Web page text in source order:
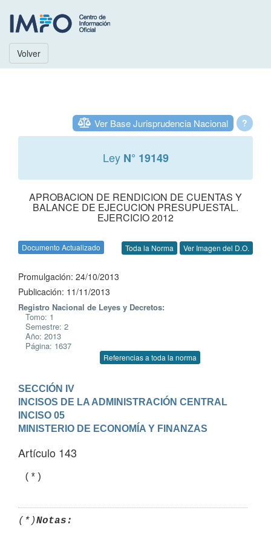
Volver
?
Ver Base Jurisprudencia Nacional
Ley N° 19149
APROBACION DE RENDICION DE CUENTAS Y
BALANCE DE EJECUCION PRESUPUESTAL.
EJERCICIO 2012
Documento Actualizado Toda la Norma Ver Imagen del D.O.
Promulgación: 24/10/2013
Publicación: 11/11/2013
Registro Nacional de Leyes y Decretos:
Tomo: 1
Semestre: 2
Año: 2013
Página: 1637
Referencias a toda la norma
SECCIÓN IV
INCISOS DE LA ADMINISTRACIÓN CENTRAL
INCISO 05
MINISTERIO DE ECONOMÍA Y FINANZAS
Artículo 143
(*)
(*)Notas: